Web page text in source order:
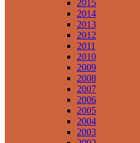
2015
2014
2013
2012
2011
2010
2009
2008
2007
2006
2005
2004
2003